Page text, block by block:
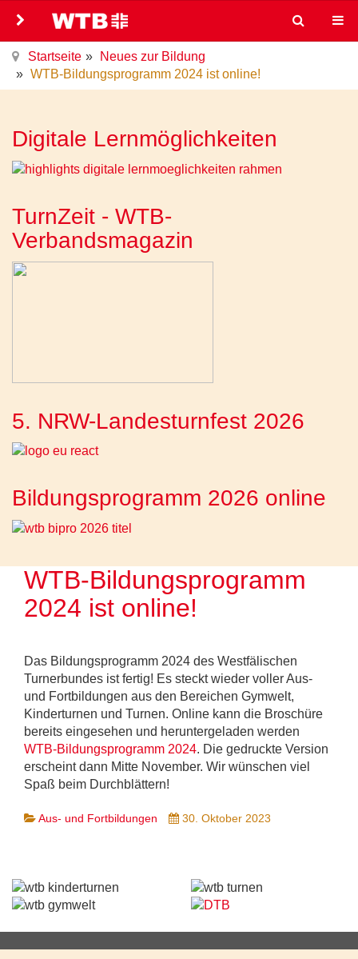
Startseite
Neues zur Bildung
WTB-Bildungsprogramm 2024 ist online!
Digitale Lernmöglichkeiten
TurnZeit - WTB-
Verbandsmagazin
5. NRW-Landesturnfest 2026
Bildungsprogramm 2026 online
WTB-Bildungsprogramm
2024 ist online!
Das Bildungsprogramm 2024 des Westfälischen
Turnerbundes ist fertig! Es steckt wieder voller Aus-
und Fortbildungen aus den Bereichen Gymwelt,
Kinderturnen und Turnen. Online kann die Broschüre
bereits eingesehen und heruntergeladen werden
WTB-Bildungsprogramm 2024. Die gedruckte Version
erscheint dann Mitte November. Wir wünschen viel
Spaß beim Durchblättern!
Aus- und Fortbildungen 30. Oktober 2023